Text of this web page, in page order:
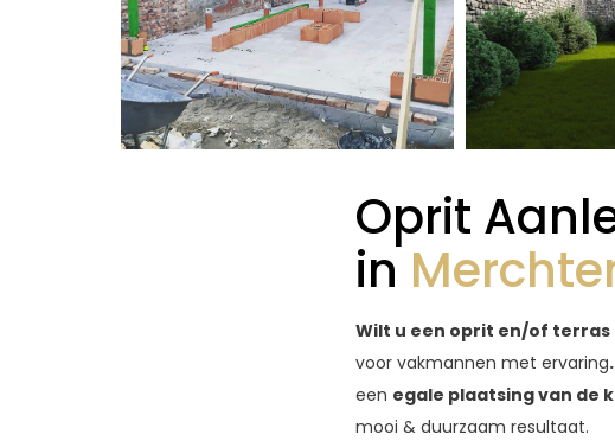
Oprit
in
Wilt u een oprit en/of
voor vakmannen met ervaring.
een egale plaatsing van de
mooi & duurzaam resultaat.